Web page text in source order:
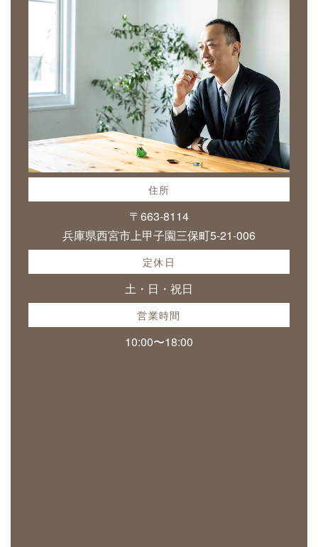
住所
〒663-8114
兵庫県西宮市上甲子園三保町5-21-006
定休日
土・日・祝日
営業時間
10:00〜18:00